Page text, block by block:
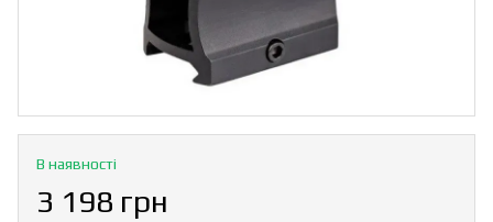
В наявності
3 198 грн